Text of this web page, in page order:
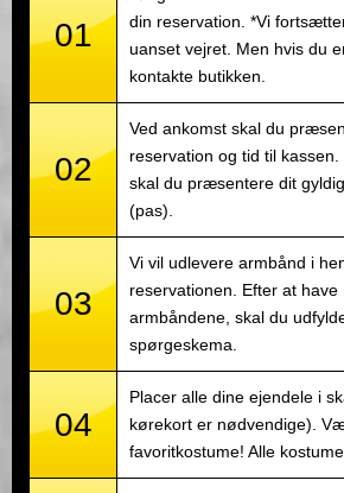
01
din reservation. *Vi
uanset vejret. Men hvis du
kontakte butikken.
02
Ved ankomst skal du
reservation og tid til
skal du præsentere dit
(pas).
03
Vi vil udlevere armbånd i
reservationen. Efter at have
armbåndene, skal du
spørgeskema.
04
Placer alle dine ejendele i
kørekort er nødvendige).
favoritkostume! Alle